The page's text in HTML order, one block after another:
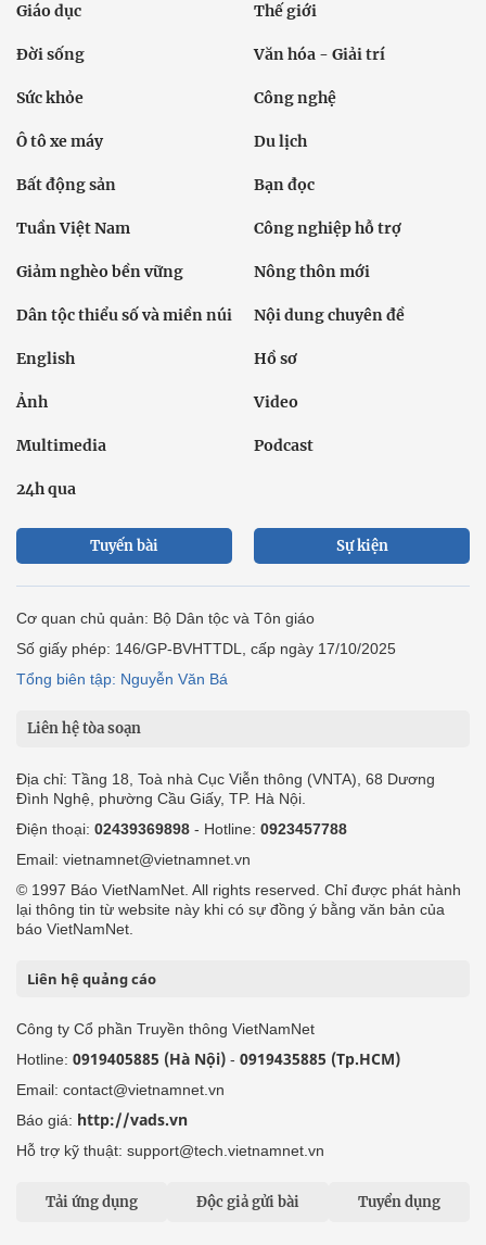
Giáo dục Thế giới
Đời sống Văn hóa - Giải trí
Sức khỏe Công nghệ
Ô tô xe máy Du lịch
Bất động sản Bạn đọc
Tuần Việt Nam Công nghiệp hỗ trợ
Giảm nghèo bền vững Nông thôn mới
Dân tộc thiểu số và miền núi Nội dung chuyên đề
English Hồ sơ
Ảnh Video
Multimedia Podcast
24h qua
Tuyến bài Sự kiện
Cơ quan chủ quản: Bộ Dân tộc và Tôn giáo
Số giấy phép: 146/GP-BVHTTDL, cấp ngày 17/10/2025
Tổng biên tập: Nguyễn Văn Bá
Liên hệ tòa soạn
Địa chỉ: Tầng 18, Toà nhà Cục Viễn thông (VNTA), 68 Dương
Đình Nghệ, phường Cầu Giấy, TP. Hà Nội.
Điện thoại: 02439369898 - Hotline: 0923457788
Email: vietnamnet@vietnamnet.vn
© 1997 Báo VietNamNet. All rights reserved. Chỉ được phát hành
lại thông tin từ website này khi có sự đồng ý bằng văn bản của
báo VietNamNet.
Liên hệ quảng cáo
Công ty Cổ phần Truyền thông VietNamNet
Hotline: 0919405885 (Hà Nội) - 0919435885 (Tp.HCM)
Email: contact@vietnamnet.vn
Báo giá: http://vads.vn
Hỗ trợ kỹ thuật: support@tech.vietnamnet.vn
Tải ứng dụng Độc giả gửi bài Tuyển dụng